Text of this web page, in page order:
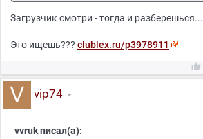
Загрузчик смотри - тогда и разберешься...
Это ищешь??? clublex.ru/p3978911

vip74
vvruk писал(а):